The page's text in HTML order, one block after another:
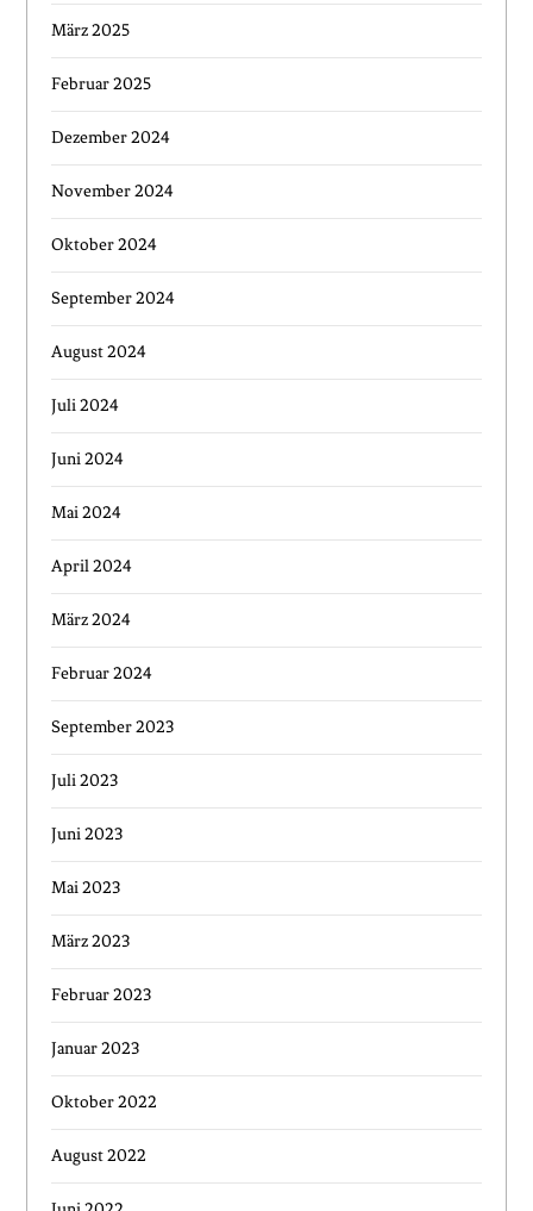
März 2025
Februar 2025
Dezember 2024
November 2024
Oktober 2024
September 2024
August 2024
Juli 2024
Juni 2024
Mai 2024
April 2024
März 2024
Februar 2024
September 2023
Juli 2023
Juni 2023
Mai 2023
März 2023
Februar 2023
Januar 2023
Oktober 2022
August 2022